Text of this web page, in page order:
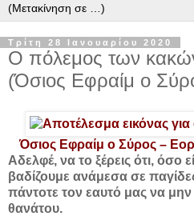
Τρίτη 28 Ιανουαρίου 2020
Ο πόλεμος των
(Όσιος Εφραίμ ο
Όσιος Εφραίμ ο Σύρος –
Αδελφέ, να το ξέρεις ότι, όσο
βαδίζουμε ανάμεσα σε
πάντοτε τον εαυτό μας να
θανάτου.